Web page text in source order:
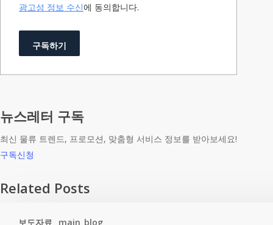
광고성 정보 수신에 동의합니다.
구독하기
뉴스레터 구독
최신 물류 트렌드, 프로모션, 맞춤형 서비스 정보를 받아보세요!
구독신청
Related Posts
보도자료 main_blog